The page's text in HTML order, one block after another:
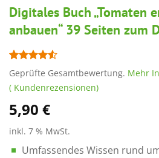
Digitales Buch „Tomaten
anbauen“ 39 Seiten zum
Bewertet
mit4.5
von 5,
auf
2
Kundenbewertungen
Geprüfte Gesamtbewertung. Mehr
( Kundenrezensionen)
5,90 €
inkl. 7 % MwSt.
Umfassendes Wissen rund